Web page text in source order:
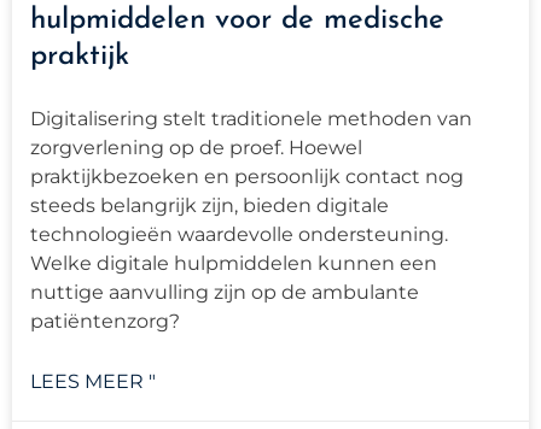
hulpmiddelen voor de medische
praktijk
Digitalisering stelt traditionele methoden van
zorgverlening op de proef. Hoewel
praktijkbezoeken en persoonlijk contact nog
steeds belangrijk zijn, bieden digitale
technologieën waardevolle ondersteuning.
Welke digitale hulpmiddelen kunnen een
nuttige aanvulling zijn op de ambulante
patiëntenzorg?
LEES MEER "